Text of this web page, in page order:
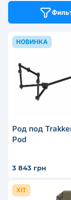
НОВИНКА
Род под
Pod
3 843 грн
ХІТ